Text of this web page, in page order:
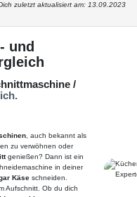
zuletzt aktualisiert am: 13.09.2023
und
/
, auch bekannt als
zu verwöhnen oder
genießen? Dann ist ein
in deiner
Käse schneiden.
Aufschnitt. Ob du dich